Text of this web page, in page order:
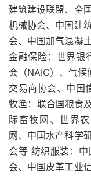
建筑建设联盟、全
机械协会、中国建
会、中国加气混凝
金融保险：世界银
会（NAIC）、气候
交易商协会、中国
牧渔：联合国粮食
际畜牧网、世界
网、中国水产科学
会等 纺织服装：
会、中国皮革工业